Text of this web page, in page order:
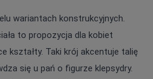
wariantach konstrukcyjnych.
to propozycja dla kobiet
kształty. Taki krój akcentuje talię
się u pań o figurze klepsydry.